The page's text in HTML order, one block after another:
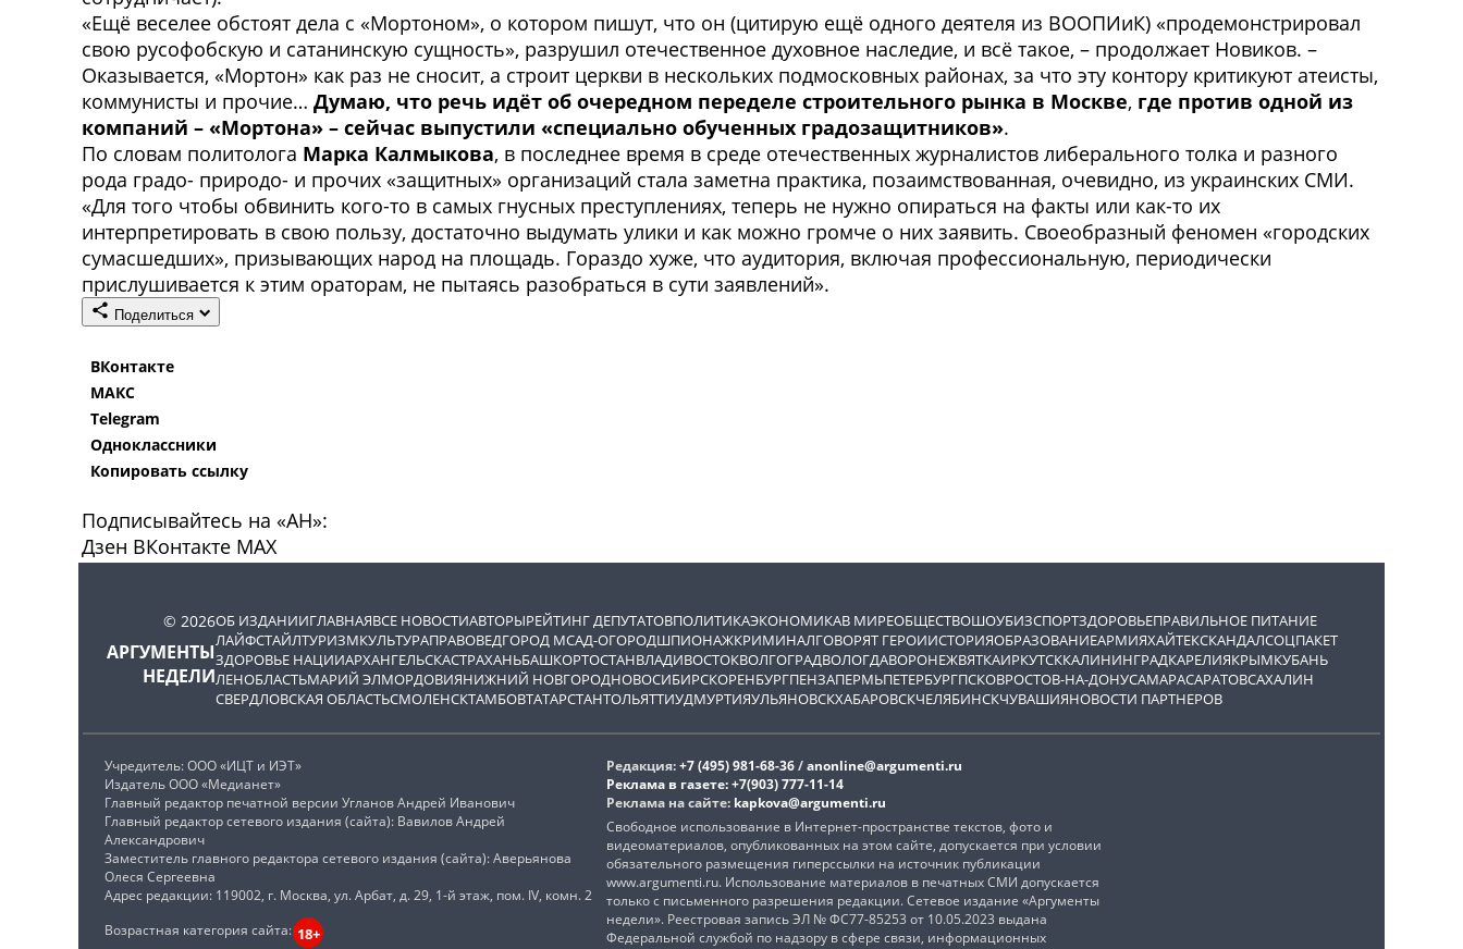
«Ещё веселее обстоят дела с «Мортоном», о котором пишут, что он (цитирую ещё одного деятеля из ВООПИиК) «продемонстрировал
свою русофобскую и сатанинскую сущность», разрушил отечественное духовное наследие, и всё такое, – продолжает Новиков. –
Оказывается, «Мортон» как раз не сносит, а строит церкви в нескольких подмосковных районах, за что эту контору критикуют атеисты,
коммунисты и прочие… Думаю, что речь идёт об очередном переделе строительного рынка в Москве, где против одной из
компаний – «Мортона» – сейчас выпустили «специально обученных градозащитников».
По словам политолога Марка Калмыкова, в последнее время в среде отечественных журналистов либерального толка и разного
рода градо- природо- и прочих «защитных» организаций стала заметна практика, позаимствованная, очевидно, из украинских СМИ.
«Для того чтобы обвинить кого-то в самых гнусных преступлениях, теперь не нужно опираться на факты или как-то их
интерпретировать в свою пользу, достаточно выдумать улики и как можно громче о них заявить. Своеобразный феномен «городских
сумасшедших», призывающих народ на площадь. Гораздо хуже, что аудитория, включая профессиональную, периодически
прислушивается к этим ораторам, не пытаясь разобраться в сути заявлений».
Поделиться
ВКонтакте
МАКС
Telegram
Одноклассники
Копировать ссылку
Подписывайтесь на «АН»:
Дзен ВКонтакте МАХ
© 2026
АРГУМЕНТЫ
НЕДЕЛИ
ОБ ИЗДАНИИГЛАВНАЯВСЕ НОВОСТИАВТОРЫРЕЙТИНГ ДЕПУТАТОВПОЛИТИКАЭКОНОМИКАВ МИРЕОБЩЕСТВОШОУБИЗСПОРТЗДОРОВЬЕПРАВИЛЬНОЕ ПИТАНИЕ
ЛАЙФСТАЙЛТУРИЗМКУЛЬТУРАПРАВОВЕДГОРОД МСАД-ОГОРОДШПИОНАЖКРИМИНАЛГОВОРЯТ ГЕРОИИСТОРИЯОБРАЗОВАНИЕАРМИЯХАЙТЕКСКАНДАЛСОЦПАКЕТ
ЗДОРОВЬЕ НАЦИИАРХАНГЕЛЬСКАСТРАХАНЬБАШКОРТОСТАНВЛАДИВОСТОКВОЛГОГРАДВОЛОГДАВОРОНЕЖВЯТКАИРКУТСККАЛИНИНГРАДКАРЕЛИЯКРЫМКУБАНЬ
ЛЕНОБЛАСТЬМАРИЙ ЭЛМОРДОВИЯНИЖНИЙ НОВГОРОДНОВОСИБИРСКОРЕНБУРГПЕНЗАПЕРМЬПЕТЕРБУРГПСКОВРОСТОВ-НА-ДОНУСАМАРАСАРАТОВСАХАЛИН
СВЕРДЛОВСКАЯ ОБЛАСТЬСМОЛЕНСКТАМБОВТАТАРСТАНТОЛЬЯТТИУДМУРТИЯУЛЬЯНОВСКХАБАРОВСКЧЕЛЯБИНСКЧУВАШИЯНОВОСТИ ПАРТНЕРОВ
Учредитель: ООО «ИЦТ и ИЭТ»
Издатель ООО «Медианет»
Главный редактор печатной версии Угланов Андрей Иванович
Главный редактор сетевого издания (сайта): Вавилов Андрей
Александрович
Заместитель главного редактора сетевого издания (сайта): Аверьянова
Олеся Сергеевна
Адрес редакции: 119002, г. Москва, ул. Арбат, д. 29, 1-й этаж, пом. IV, комн. 2
Возрастная категория сайта: 18+
Редакция:+7 (495) 981-68-36/anonline@argumenti.ru
Реклама в газете:+7(903) 777-11-14
Реклама на сайте: kapkova@argumenti.ru
Свободное использование в Интернет-пространстве текстов, фото и
видеоматериалов, опубликованных на этом сайте, допускается при условии
обязательного размещения гиперссылки на источник публикации
www.argumenti.ru. Использование материалов в печатных СМИ допускается
только с письменного разрешения редакции. Сетевое издание «Аргументы
недели». Реестровая запись ЭЛ № ФС77-85253 от 10.05.2023 выдана
Федеральной службой по надзору в сфере связи, информационных